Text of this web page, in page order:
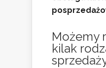
Możemy
kilak